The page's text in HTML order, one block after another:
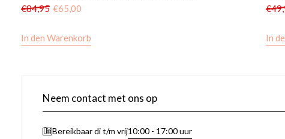
€84,95 €65,00
In den Warenkorb
€
In
Neem contact met ons op
Bereikbaar di t/m vrij10:00 - 17:00 uur